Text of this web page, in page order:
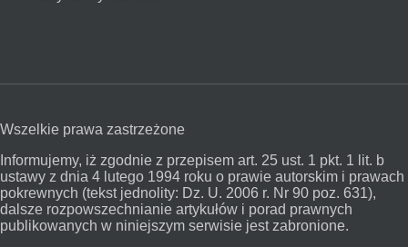
Wszelkie prawa zastrzeżone
Informujemy, iż zgodnie z przepisem art. 25 ust. 1 pkt. 1 lit. b
ustawy z dnia 4 lutego 1994 roku o prawie autorskim i prawach
pokrewnych (tekst jednolity: Dz. U. 2006 r. Nr 90 poz. 631),
dalsze rozpowszechnianie artykułów i porad prawnych
publikowanych w niniejszym serwisie jest zabronione.